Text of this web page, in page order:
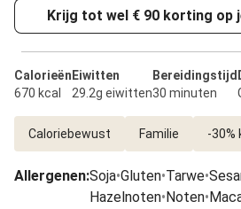
Krijg tot wel € 90 korting op
Calorieën
670 kcal
Eiwitten
29.2g eiwitten
Bereidingstijd
30 minuten
Caloriebewust Familie -30%
Allergenen:Soja•Gluten•Tarwe•
Hazelnoten•Noten•